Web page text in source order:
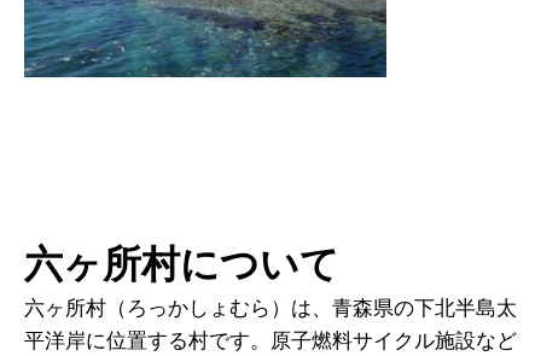
六ヶ所村について
六ヶ所村（ろっかしょむら）は、青森県の下北半島太
平洋岸に位置する村です。原子燃料サイクル施設など